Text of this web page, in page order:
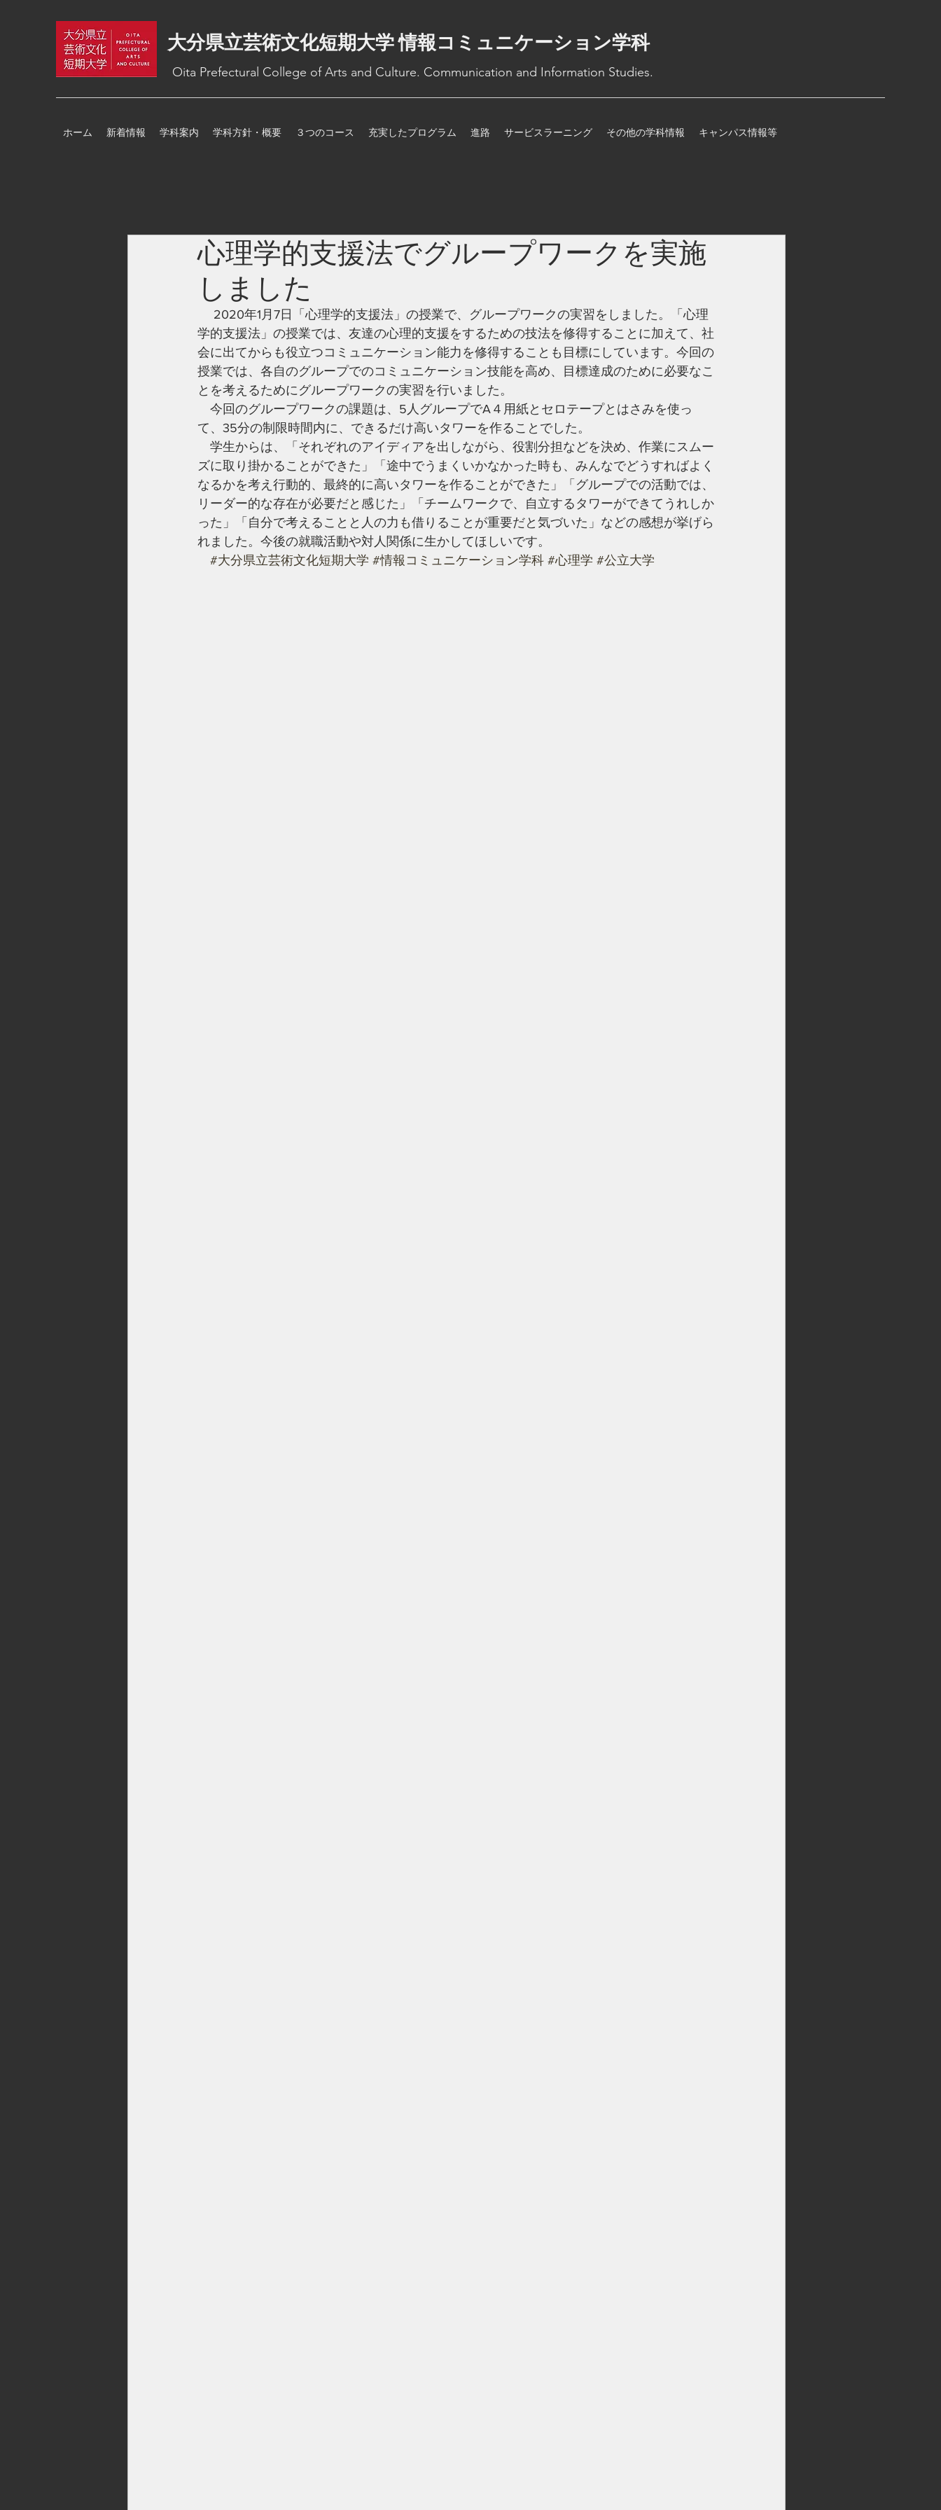
大分県立芸術文化短期大学 情報コミュニケーション学科
Oita Prefectural College of Arts and Culture. Communication and Information Studies.
ホーム 新着情報 学科案内 学科方針・概要 ３つのコース 充実したプログラム 進路 サービスラーニング その他の学科情報 キャンパス情報等
心理学的支援法でグループワークを実施
しました
2020年1月7日「心理学的支援法」の授業で、グループワークの実習をしました。「心理
学的支援法」の授業では、友達の心理的支援をするための技法を修得することに加えて、社
会に出てからも役立つコミュニケーション能力を修得することも目標にしています。今回の
授業では、各自のグループでのコミュニケーション技能を高め、目標達成のために必要なこ
とを考えるためにグループワークの実習を行いました。
今回のグループワークの課題は、5人グループでA４用紙とセロテープとはさみを使っ
て、35分の制限時間内に、できるだけ高いタワーを作ることでした。
学生からは、「それぞれのアイディアを出しながら、役割分担などを決め、作業にスムー
ズに取り掛かることができた」「途中でうまくいかなかった時も、みんなでどうすればよく
なるかを考え行動的、最終的に高いタワーを作ることができた」「グループでの活動では、
リーダー的な存在が必要だと感じた」「チームワークで、自立するタワーができてうれしか
った」「自分で考えることと人の力も借りることが重要だと気づいた」などの感想が挙げら
れました。今後の就職活動や対人関係に生かしてほしいです。
#大分県立芸術文化短期大学 #情報コミュニケーション学科 #心理学 #公立大学